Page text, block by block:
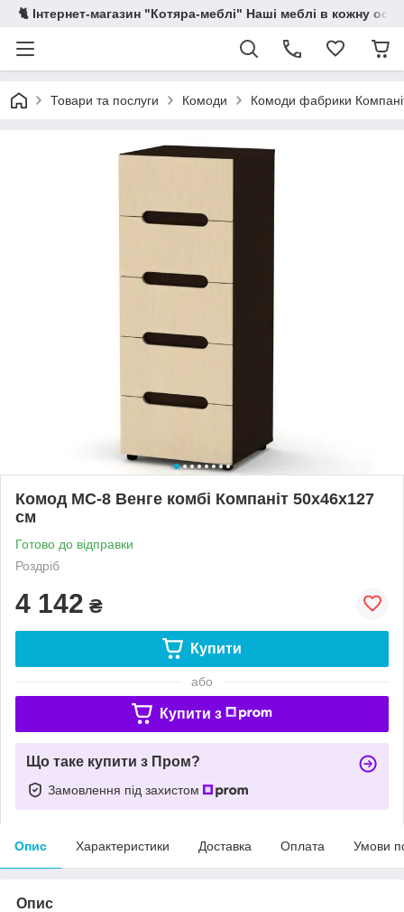
🐈 Інтернет-магазин "Котяра-меблі" Наші меблі в кожну
Товари та послуги Комоди Комоди фабрики
Комод МС-8 Венге комбі Компаніт 50х46х127
см
Готово до відправки
Роздріб
4 142 ₴
Купити
або
Купити з
Що таке купити з Пром?
Замовлення під захистом
Опис Характеристики Доставка Оплата Умови
Опис